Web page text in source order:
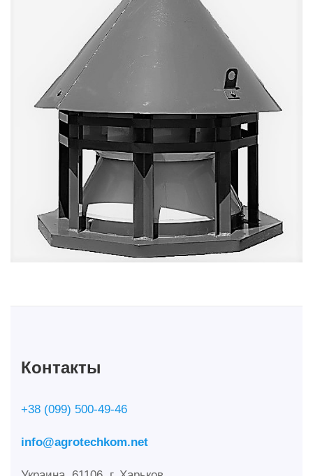
Контакты
+38 (099) 500-49-46
info@agrotechkom.net